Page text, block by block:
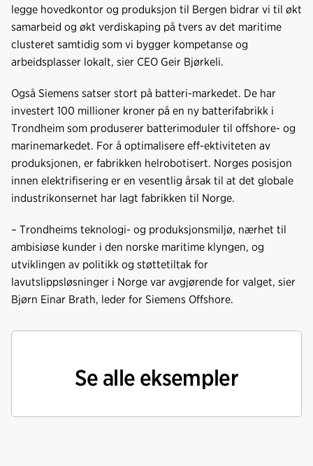
legge hovedkontor og produksjon til Bergen bidrar vi til økt
samarbeid og økt verdiskaping på tvers av det maritime
clusteret samtidig som vi bygger kompetanse og
arbeidsplasser lokalt, sier CEO Geir Bjørkeli.
Også Siemens satser stort på batteri-markedet. De har
investert 100 millioner kroner på en ny batterifabrikk i
Trondheim som produserer batterimoduler til offshore- og
marinemarkedet. For å optimalisere eff-ektiviteten av
produksjonen, er fabrikken helrobotisert. Norges posisjon
innen elektrifisering er en vesentlig årsak til at det globale
industrikonsernet har lagt fabrikken til Norge.
– Trondheims teknologi- og produksjonsmiljø, nærhet til
ambisiøse kunder i den norske maritime klyngen, og
utviklingen av politikk og støttetiltak for
lavutslippsløsninger i Norge var avgjørende for valget, sier
Bjørn Einar Brath, leder for Siemens Offshore.
Se alle eksempler